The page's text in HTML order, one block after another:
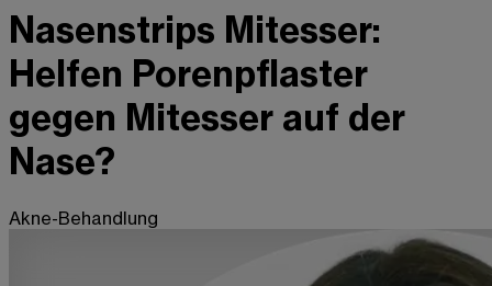
Nasenstrips Mitesser:
Helfen Porenpflaster
gegen Mitesser auf der
Nase?
Akne-Behandlung